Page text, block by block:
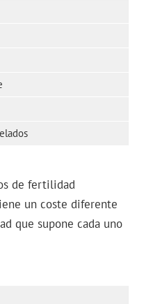
de fertilidad
un coste diferente
que supone cada uno